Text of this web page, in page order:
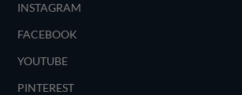
INSTAGRAM
FACEBOOK
YOUTUBE
PINTEREST